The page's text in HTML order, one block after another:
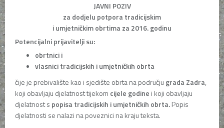
JAVNI POZIV
za dodjelu potpora tradicijskim
i umjetničkim obrtima za 2016. godinu
Potencijalni prijavitelji su:
obrtnici i
vlasnici tradicijskih i umjetničkih obrta
čije je prebivalište kao i sjedište obrta na području grada Zadra,
koji obavljaju djelatnost tijekom cijele godine i koji obavljaju
djelatnost s popisa tradicijskih i umjetničkih obrta.Popis
djelatnosti se nalazi na poveznici na kraju teksta.